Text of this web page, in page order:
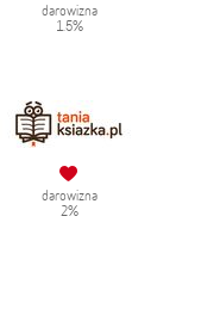
darowizna
1.5%
darowizna
2%